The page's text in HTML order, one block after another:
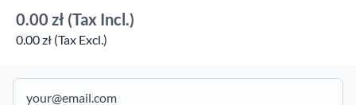
0.00 zł (Tax Incl.)
0.00 zł (Tax Excl.)